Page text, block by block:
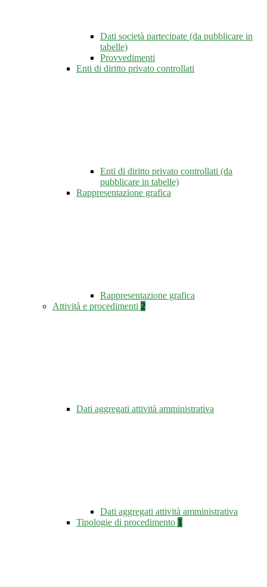
Dati società partecipate (da pubblicare in
tabelle)
Provvedimenti
Enti di diritto privato controllati
Enti di diritto privato controllati (da
pubblicare in tabelle)
Rappresentazione grafica
Rappresentazione grafica
Attività e procedimenti 2
Dati aggregati attività amministrativa
Dati aggregati attività amministrativa
Tipologie di procedimento 1